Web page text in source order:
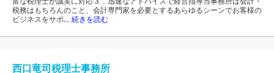
税務はもちろんのこと、会計専門家を必要とするあらゆるシーンでお客様の
ビジネスをサポ… 続きを読む
西口竜司税理士事務所